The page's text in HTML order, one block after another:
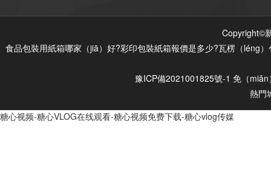
Copyright©
食品包裝用紙箱哪家（jiā）好?彩印包裝紙箱報價是多少?瓦楞（léng
豫ICP備2021001825號-1 免（
熱門
糖心视频-糖心VLOG在线观看-糖心视频免费下载-糖心vlog传媒